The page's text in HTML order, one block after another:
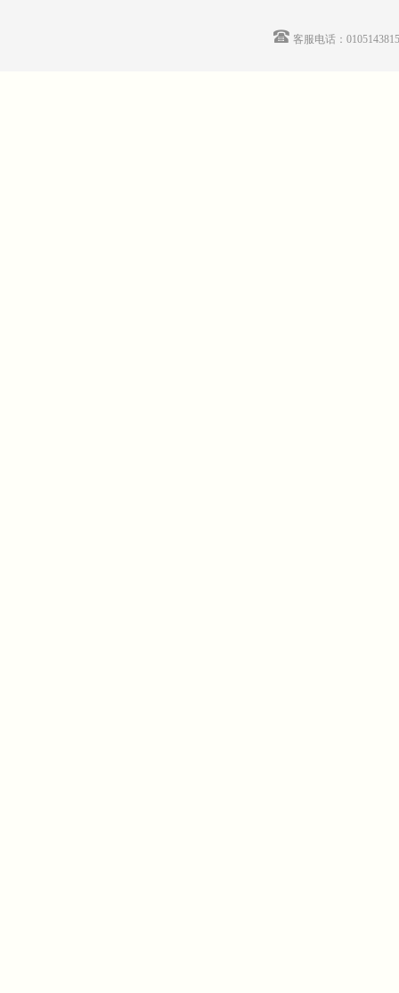
客服电话：